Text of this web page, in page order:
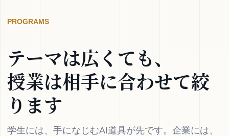
PROGRAMS
テーマは広くても、
授業は相手に合わせて絞
ります
学生には、手になじむAI道具が先です。企業には、